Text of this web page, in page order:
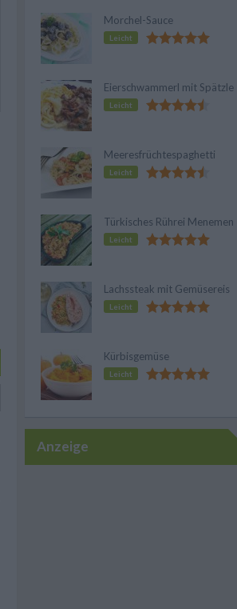
Morchel-Sauce
Leicht
Eierschwammerl mit Spätzle
Leicht
Meeresfrüchtespaghetti
Leicht
Türkisches Rührei Menemen
Leicht
Lachssteak mit Gemüsereis
Leicht
Kürbisgemüse
Leicht
Anzeige